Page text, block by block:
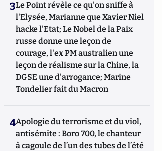
3Le Point révèle ce qu'on sniffe à
l'Elysée, Marianne que Xavier Niel
hacke l'Etat; Le Nobel de la Paix
russe donne une leçon de
courage, l'ex PM australien une
leçon de réalisme sur la Chine, la
DGSE une d'arrogance; Marine
Tondelier fait du Macron
4Apologie du terrorisme et du viol,
antisémite : Boro 700, le chanteur
à cagoule de l’un des tubes de l’été